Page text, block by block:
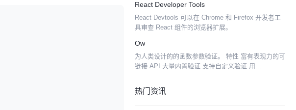
HTML呈现数据。而 Tempo...
React Developer Tools
React Devtools 可以在 Chrome 和 Firefox 开发者工
具审查 React 组件的浏览器扩展。
Ow
为人类设计的的函数参数验证。 特性 富有表现力的可
链接 API 大量内置验证 支持自定义验证 用
热门资讯